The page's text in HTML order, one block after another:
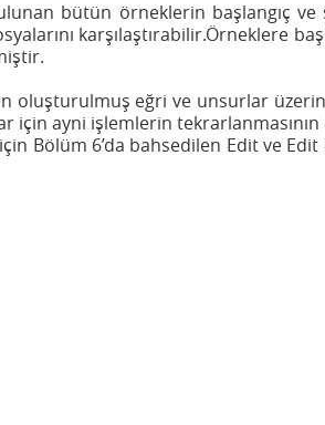
bütün örneklerin başlangıç ve
karşılaştırabilir.Örneklere
eğri ve unsurlar
için ayni işlemlerin
Bölüm 6’da bahsedilen Edit ve